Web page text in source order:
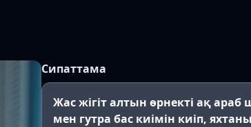
Сипаттама
Жас жігіт алтын өрнекті ақ
мен гутра бас киімін киіп,